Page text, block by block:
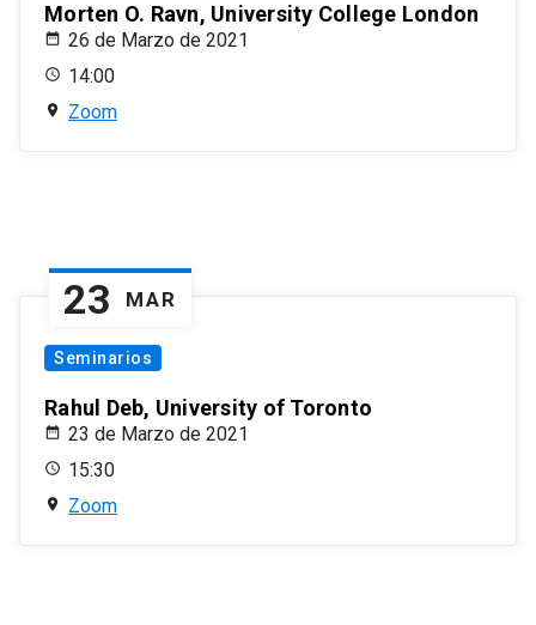
Morten O. Ravn, University College London
26 de Marzo de 2021
14:00
Zoom
23 MAR
Seminarios
Rahul Deb, University of Toronto
23 de Marzo de 2021
15:30
Zoom